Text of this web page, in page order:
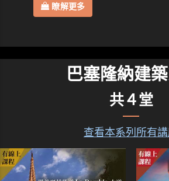
瞭解更多
巴塞隆納建
共４堂
查看本系列所有